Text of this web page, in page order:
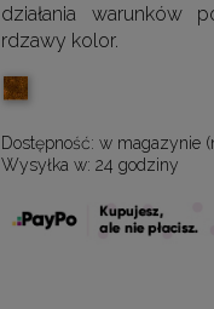
działania warunków
rdzawy kolor.
Dostępność: w magazynie
Wysyłka w: 24 godziny